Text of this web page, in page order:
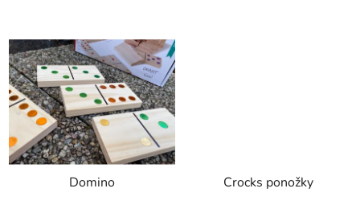
Domino Crocks ponožky